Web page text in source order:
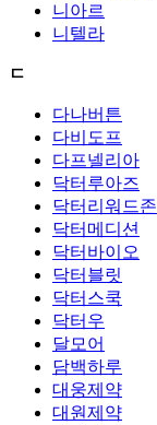
니아르
니텔라
ㄷ
다나버튼
다비도프
다프넬리아
닥터루아즈
닥터리워드존
닥터메디션
닥터바이오
닥터블릿
닥터스쿡
닥터우
달모어
담백하루
대웅제약
대원제약